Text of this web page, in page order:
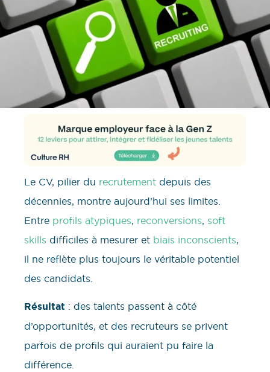
Le CV, pilier du recrutement depuis des
décennies, montre aujourd’hui ses limites.
Entre profils atypiques, reconversions, soft
skills difficiles à mesurer et biais inconscients,
il ne reflète plus toujours le véritable potentiel
des candidats.
Résultat : des talents passent à côté
d’opportunités, et des recruteurs se privent
parfois de profils qui auraient pu faire la
différence.